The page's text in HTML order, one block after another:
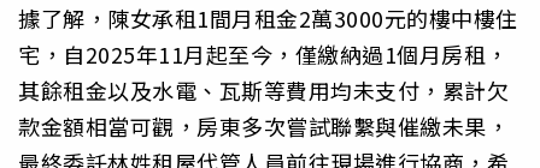
據了解，陳女承租1間月租金2萬3000元的樓中樓住
宅，自2025年11月起至今，僅繳納過1個月房租，
其餘租金以及水電、瓦斯等費用均未支付，累計欠
款金額相當可觀，房東多次嘗試聯繫與催繳未果，
最終委託林姓租屋代管人員前往現場進行協商，希